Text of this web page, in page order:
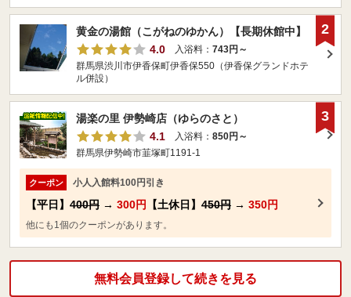
黄金の湯館（こがねのゆかん）【長期休館中】
4.0
入浴料： 743円～
群馬県渋川市伊香保町伊香保550（伊香保グランドホテ
ル併設）
2
湯楽の里 伊勢崎店（ゆらのさと）
4.1
入浴料： 850円～
群馬県伊勢崎市韮塚町1191-1
クーポン 小人入館料100円引き
【平日】 400円 → 300円 【土休日】 450円 → 350円
他にも1個のクーポンがあります。
3
無料会員登録して続きを見る